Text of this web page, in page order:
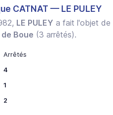
CATNAT — LE PULEY
LE PULEY a fait l'objet de
Boue (3 arrêtés).
Arrêtés
4
1
2